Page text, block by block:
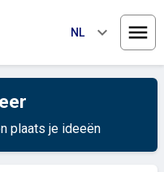
NL keyboard_arrow_down
plaats je ideeën